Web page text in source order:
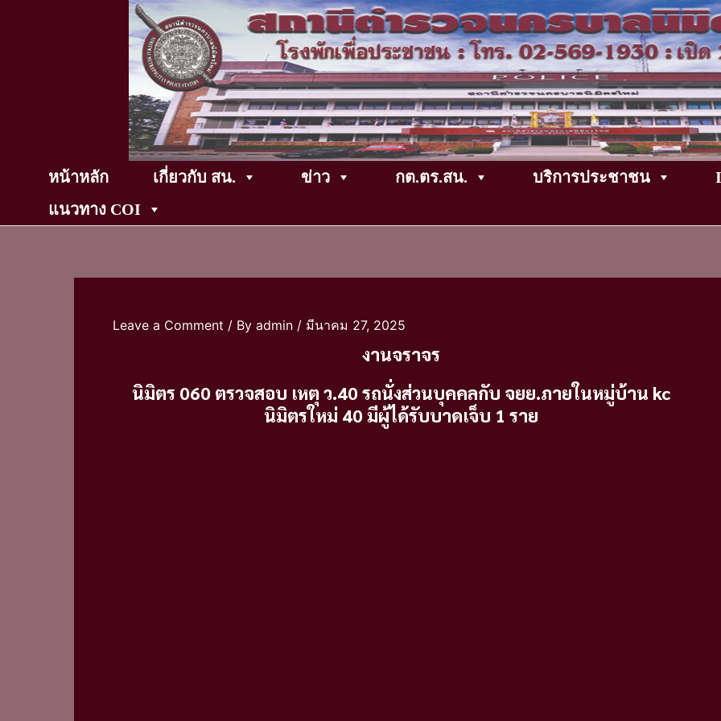
หน้าหลัก เกี่ยวกับ สน. ข่าว กต.ตร.สน. บริการประชาชน
แนวทาง COI
Leave a Comment / By admin / มีนาคม 27, 2025
งานจราจร
นิมิตร 060 ตรวจสอบ เหตุ ว.40 รถนั่งส่วนบุคคลกับ จยย.ภายในหมู่บ้าน kc
นิมิตรใหม่ 40 มีผู้ได้รับบาดเจ็บ 1 ราย